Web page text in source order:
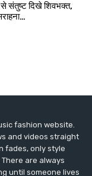
से संतुष्ट दिखे शिवभक्त,
fashion website.
and videos straight
fades, only style
are always
until someone lives